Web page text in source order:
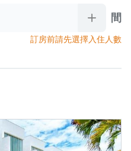
間
訂房前請先選擇入住人數